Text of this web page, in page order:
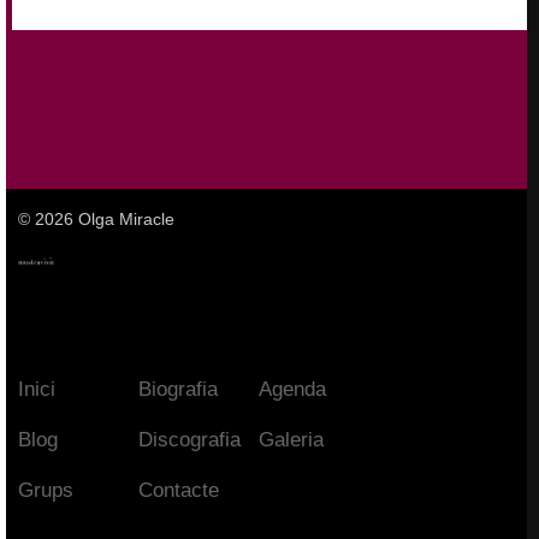
© 2026 Olga Miracle
Inici Biografia Agenda
Blog Discografia Galeria
Grups Contacte